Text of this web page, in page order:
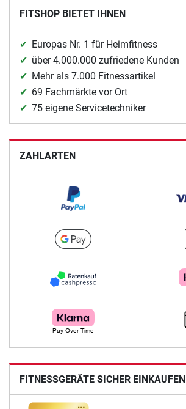
FITSHOP BIETET IHNEN
Europas Nr. 1 für Heimfitness
über 4.000.000 zufriedene Kunden
Mehr als 7.000 Fitnessartikel
69 Fachmärkte vor Ort
75 eigene Servicetechniker
ZAHLARTEN
FITNESSGERÄTE SICHER EINKAUFEN